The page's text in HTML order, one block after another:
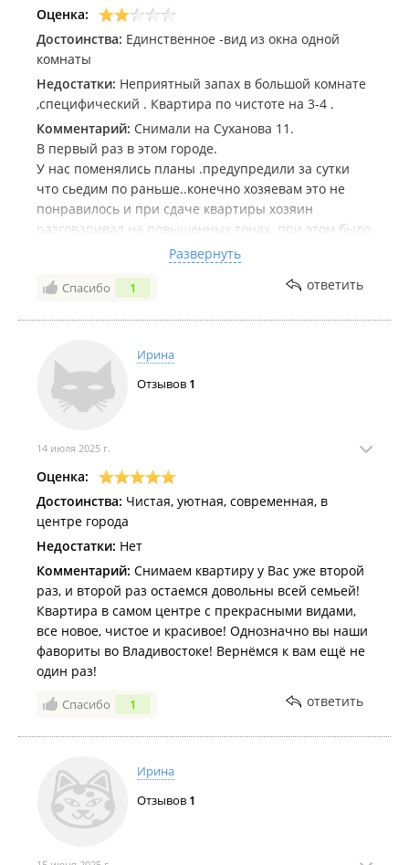
Оценка:
Достоинства: Единственное -вид из окна одной
комнаты
Недостатки: Неприятный запах в большой комнате
,специфический . Квартира по чистоте на 3-4 .
Комментарий: Снимали на Суханова 11.
В первый раз в этом городе.
У нас поменялись планы .предупредили за сутки
что сьедим по раньше..конечно хозяевам это не
понравилось и при сдаче квартиры хозяин
разговаривал на повышенных тонах..при этом было
сделано замечание !!!
Всякое бывает.. обстоятельства - но так с клиентами
не разговаривают !!!
Развернуть
Спасибо 1 ответить
Ирина
Отзывов 1
14 июля 2025 г.
Оценка:
Достоинства: Чистая, уютная, современная, в
центре города
Недостатки: Нет
Комментарий: Снимаем квартиру у Вас уже второй
раз, и второй раз остаемся довольны всей семьей!
Квартира в самом центре с прекрасными видами,
все новое, чистое и красивое! Однозначно вы наши
фавориты во Владивостоке! Вернёмся к вам ещё не
один раз!
Спасибо 1 ответить
Ирина
Отзывов 1